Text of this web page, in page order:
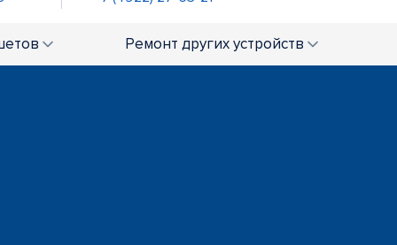
Ремонт других устройств